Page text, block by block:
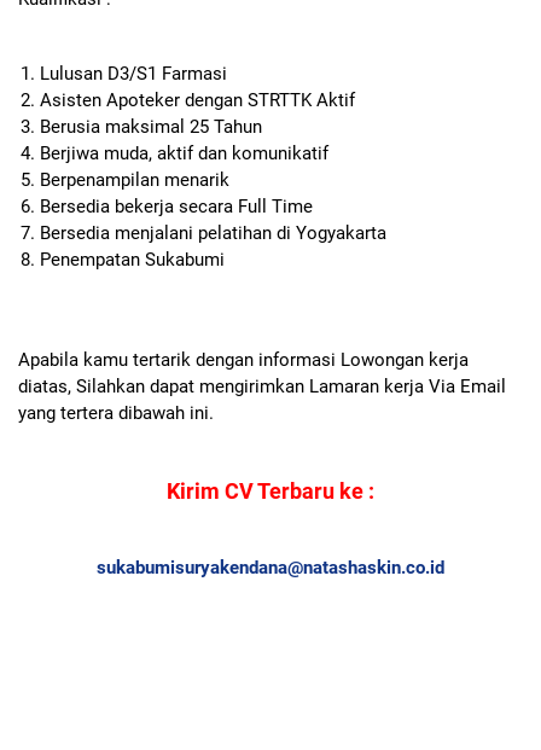
Lulusan D3/S1 Farmasi
Asisten Apoteker dengan STRTTK Aktif
Berusia maksimal 25 Tahun
Berjiwa muda, aktif dan komunikatif
Berpenampilan menarik
Bersedia bekerja secara Full Time
Bersedia menjalani pelatihan di Yogyakarta
Penempatan Sukabumi
Apabila kamu tertarik dengan informasi Lowongan kerja
diatas, Silahkan dapat mengirimkan Lamaran kerja Via Email
yang tertera dibawah ini.
Kirim CV Terbaru ke :
sukabumisuryakendana@natashaskin.co.id